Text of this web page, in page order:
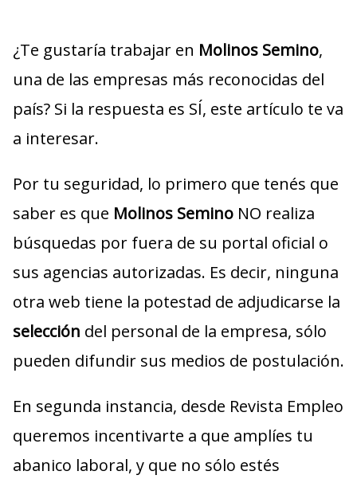
¿Te gustaría trabajar en Molinos Semino,
una de las empresas más reconocidas del
país? Si la respuesta es SÍ, este artículo te va
a interesar.
Por tu seguridad, lo primero que tenés que
saber es que Molinos Semino NO realiza
búsquedas por fuera de su portal oficial o
sus agencias autorizadas. Es decir, ninguna
otra web tiene la potestad de adjudicarse la
selección del personal de la empresa, sólo
pueden difundir sus medios de postulación.
En segunda instancia, desde Revista Empleo
queremos incentivarte a que amplíes tu
abanico laboral, y que no sólo estés